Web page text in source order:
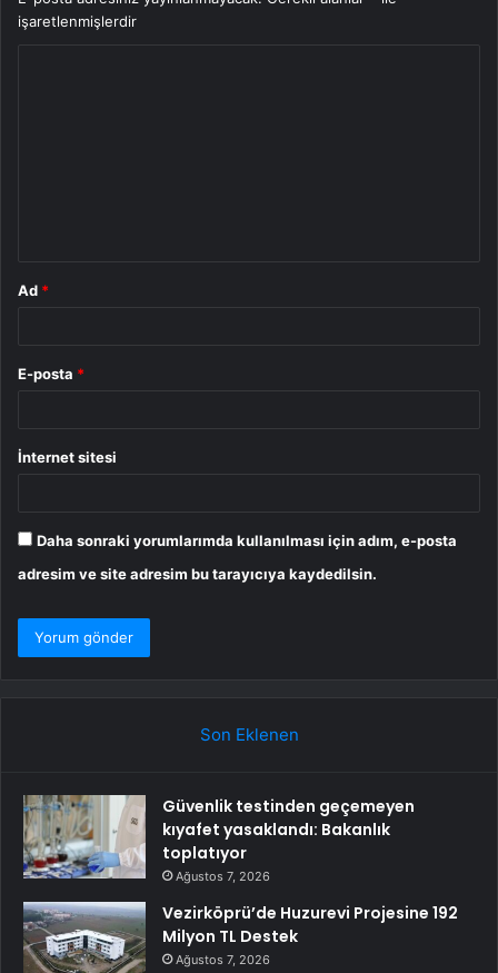
işaretlenmişlerdir
Ad *
E-posta *
İnternet sitesi
Daha sonraki yorumlarımda kullanılması için adım, e-posta
adresim ve site adresim bu tarayıcıya kaydedilsin.
Son Eklenen
Güvenlik testinden geçemeyen
kıyafet yasaklandı: Bakanlık
toplatıyor
Ağustos 7, 2026
Vezirköprü’de Huzurevi Projesine 192
Milyon TL Destek
Ağustos 7, 2026